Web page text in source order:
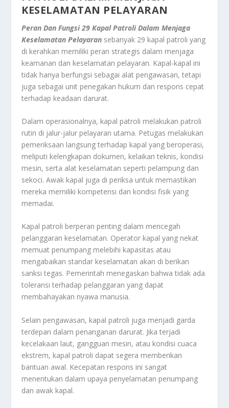
KESELAMATAN PELAYARAN
Peran Dan Fungsi 29 Kapal Patroli Dalam Menjaga
Keselamatan Pelayaran sebanyak 29 kapal patroli yang
di kerahkan memiliki peran strategis dalam menjaga
keamanan dan keselamatan pelayaran. Kapal-kapal ini
tidak hanya berfungsi sebagai alat pengawasan, tetapi
juga sebagai unit penegakan hukum dan respons cepat
terhadap keadaan darurat.
Dalam operasionalnya, kapal patroli melakukan patroli
rutin di jalur-jalur pelayaran utama. Petugas melakukan
pemeriksaan langsung terhadap kapal yang beroperasi,
meliputi kelengkapan dokumen, kelaikan teknis, kondisi
mesin, serta alat keselamatan seperti pelampung dan
sekoci. Awak kapal juga di periksa untuk memastikan
mereka memiliki kompetensi dan kondisi fisik yang
memadai.
Kapal patroli berperan penting dalam mencegah
pelanggaran keselamatan. Operator kapal yang nekat
memuat penumpang melebihi kapasitas atau
mengabaikan standar keselamatan akan di berikan
sanksi tegas. Pemerintah menegaskan bahwa tidak ada
toleransi terhadap pelanggaran yang dapat
membahayakan nyawa manusia.
Selain pengawasan, kapal patroli juga menjadi garda
terdepan dalam penanganan darurat. Jika terjadi
kecelakaan laut, gangguan mesin, atau kondisi cuaca
ekstrem, kapal patroli dapat segera memberikan
bantuan awal. Kecepatan respons ini sangat
menentukan dalam upaya penyelamatan penumpang
dan awak kapal.